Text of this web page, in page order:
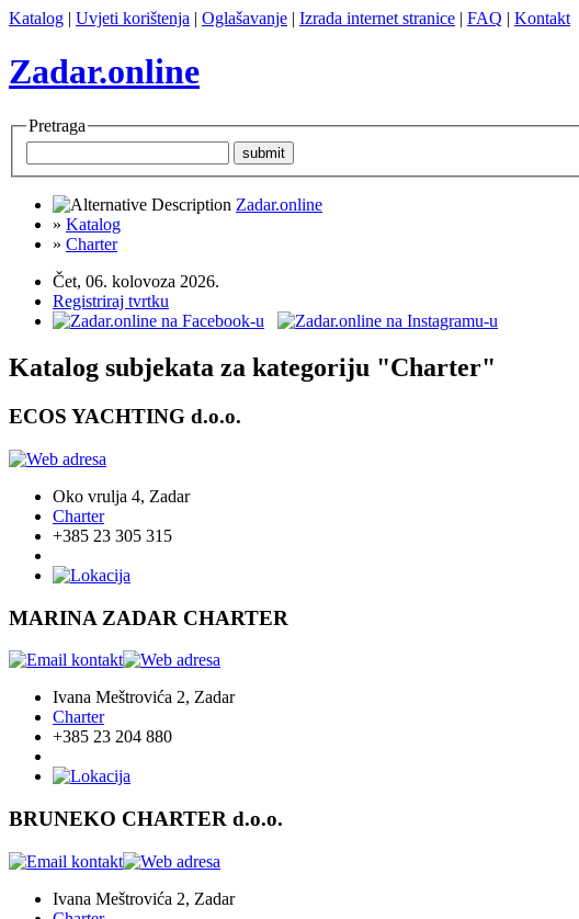
Katalog | Uvjeti korištenja | Oglašavanje | Izrada internet stranice | FAQ | Kontakt
Zadar.online
Pretraga
Zadar.online
» Katalog
» Charter
Čet, 06. kolovoza 2026.
Registriraj tvrtku
Katalog subjekata za kategoriju "Charter"
ECOS YACHTING d.o.o.
Oko vrulja 4, Zadar
Charter
+385 23 305 315
MARINA ZADAR CHARTER
Ivana Meštrovića 2, Zadar
Charter
+385 23 204 880
BRUNEKO CHARTER d.o.o.
Ivana Meštrovića 2, Zadar